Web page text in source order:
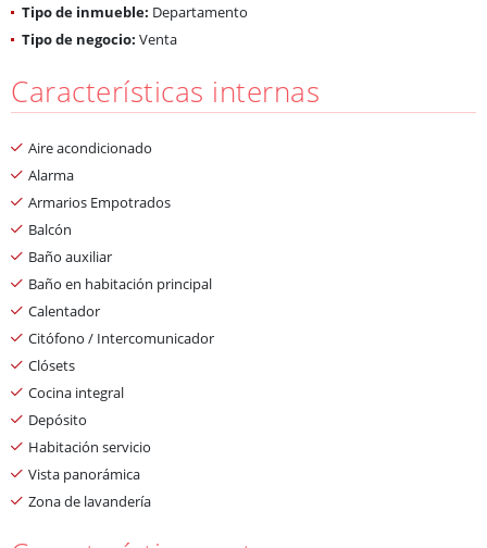
Tipo de inmueble: Departamento
Tipo de negocio: Venta
Características internas
Aire acondicionado
Alarma
Armarios Empotrados
Balcón
Baño auxiliar
Baño en habitación principal
Calentador
Citófono / Intercomunicador
Clósets
Cocina integral
Depósito
Habitación servicio
Vista panorámica
Zona de lavandería